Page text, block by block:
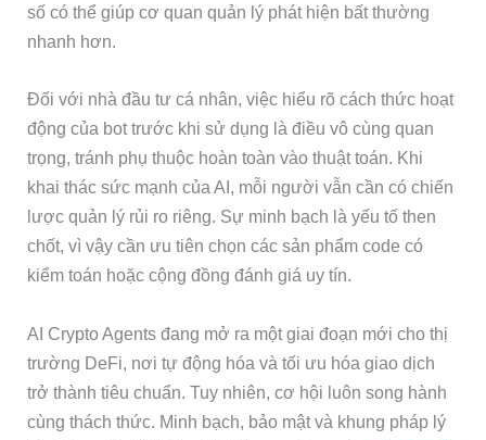
số có thể giúp cơ quan quản lý phát hiện bất thường
nhanh hơn.
Đối với nhà đầu tư cá nhân, việc hiểu rõ cách thức hoạt
động của bot trước khi sử dụng là điều vô cùng quan
trọng, tránh phụ thuộc hoàn toàn vào thuật toán. Khi
khai thác sức mạnh của AI, mỗi người vẫn cần có chiến
lược quản lý rủi ro riêng. Sự minh bạch là yếu tố then
chốt, vì vậy cần ưu tiên chọn các sản phẩm code có
kiểm toán hoặc cộng đồng đánh giá uy tín.
AI Crypto Agents đang mở ra một giai đoạn mới cho thị
trường DeFi, nơi tự động hóa và tối ưu hóa giao dịch
trở thành tiêu chuẩn. Tuy nhiên, cơ hội luôn song hành
cùng thách thức. Minh bạch, bảo mật và khung pháp lý